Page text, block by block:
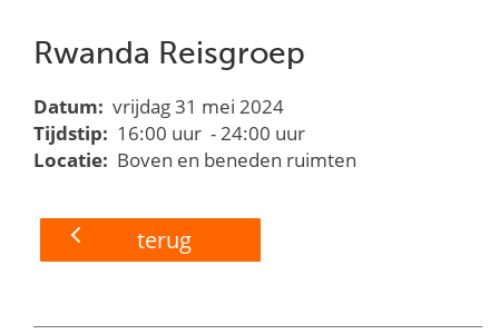
Rwanda Reisgroep
Datum: vrijdag 31 mei 2024
Tijdstip: 16:00 uur - 24:00 uur
Locatie: Boven en beneden ruimten
terug